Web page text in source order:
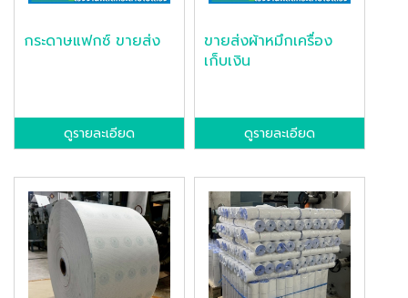
กระดาษแฟกซ์ ขายส่ง
ดูรายละเอียด
ขายส่งผ้าหมึกเครื่อง
เก็บเงิน
ดูรายละเอียด